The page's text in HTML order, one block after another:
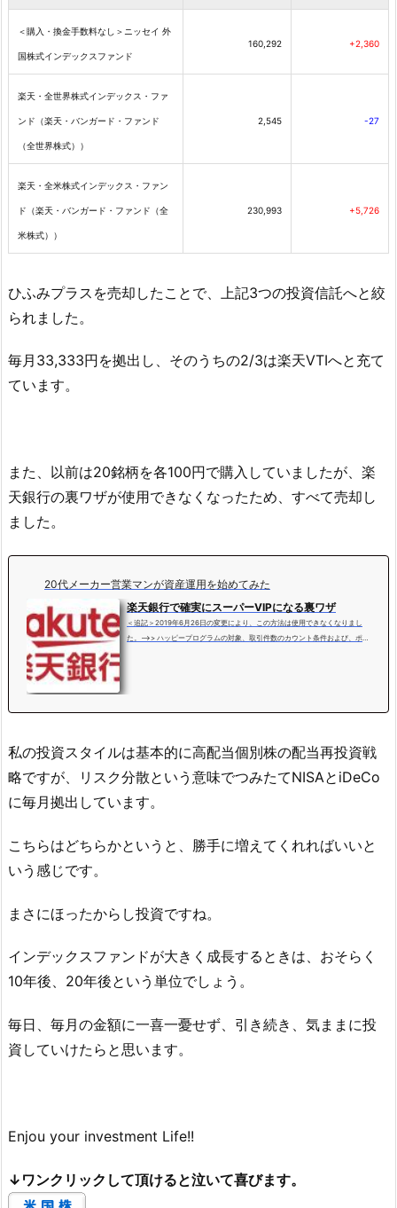
＜購入・換金手数料なし＞ニッセイ 外
国株式インデックスファンド
160,292 +2,360
楽天・全世界株式インデックス・ファ
ンド（楽天・バンガード・ファンド
（全世界株式））
2,545 -27
楽天・全米株式インデックス・ファン
ド（楽天・バンガード・ファンド（全
米株式））
230,993 +5,726
ひふみプラスを売却したことで、上記3つの投資信託へと絞
られました。
毎月33,333円を拠出し、そのうちの2/3は楽天VTIへと充て
ています。
また、以前は20銘柄を各100円で購入していましたが、楽
天銀行の裏ワザが使用できなくなったため、すべて売却し
ました。
20代メーカー営業マンが資産運用を始めてみた
楽天銀行で確実にスーパーVIPになる裏ワザ
＜追記＞2019年6月26日の変更により、この方法は使用できなくなりまし
た。-->> ハッピープログラムの対象、取引件数のカウント条件および、ポ
から、なにかと便利なんですね。更に、マネーブリッジを利用すれば、普通
私の投資スタイルは基本的に高配当個別株の配当再投資戦
略ですが、リスク分散という意味でつみたてNISAとiDeCo
に毎月拠出しています。
こちらはどちらかというと、勝手に増えてくれればいいと
いう感じです。
まさにほったからし投資ですね。
インデックスファンドが大きく成長するときは、おそらく
10年後、20年後という単位でしょう。
毎日、毎月の金額に一喜一憂せず、引き続き、気ままに投
資していけたらと思います。
Enjou your investment Life!!
↓ワンクリックして頂けると泣いて喜びます。